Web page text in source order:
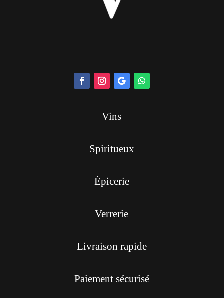
Vins
Spiritueux
Épicerie
Verrerie
Livraison rapide
Paiement sécurisé